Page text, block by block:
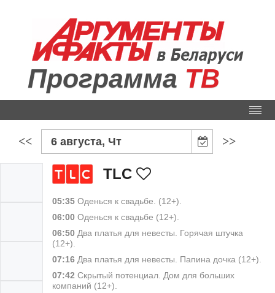
Программа ТВ
<< 6 августа, Чт >>
TLС
05:35 Оденься к свадьбе. (12+).
06:00 Оденься к свадьбе (12+).
06:50 Два платья для невесты. Горячая штучка
(12+).
07:16 Два платья для невесты. Папина дочка (12+).
07:42 Скрытый потенциал. Дом для больших
компаний (12+).